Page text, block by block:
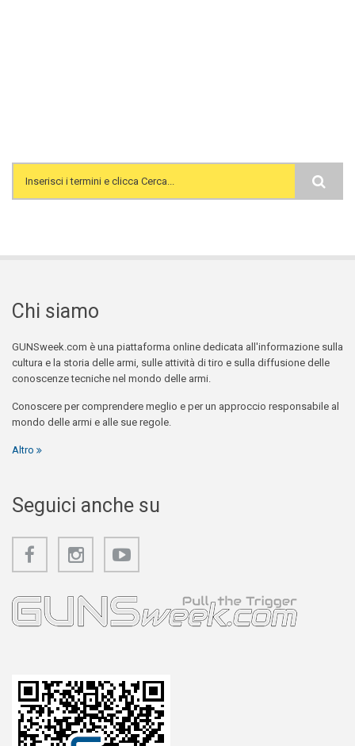
Search form
Chi siamo
GUNSweek.com è una piattaforma online dedicata all'informazione sulla
cultura e la storia delle armi, sulle attività di tiro e sulla diffusione delle
conoscenze tecniche nel mondo delle armi.
Conoscere per comprendere meglio e per un approccio responsabile al
mondo delle armi e alle sue regole.
Altro
Seguici anche su